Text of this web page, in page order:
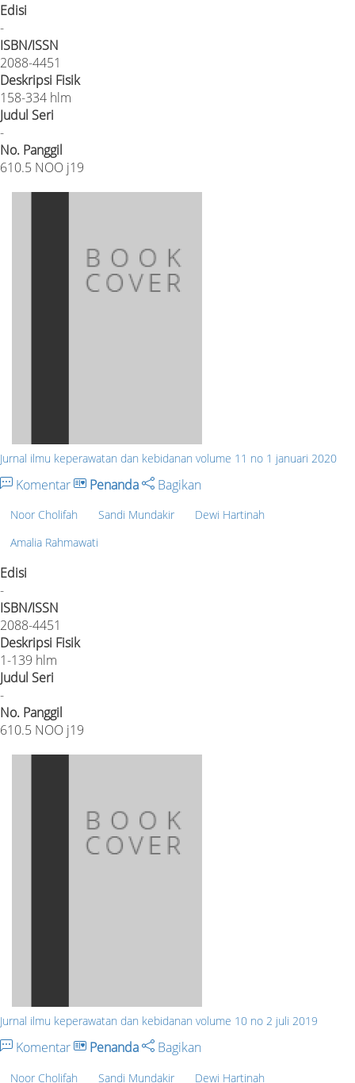
Edisi
-
ISBN/ISSN
2088-4451
Deskripsi Fisik
158-334 hlm
Judul Seri
-
No. Panggil
610.5 NOO j19
Jurnal ilmu keperawatan dan kebidanan volume 11 no 1 januari 2020
Komentar Penanda Bagikan
Noor Cholifah Sandi Mundakir
Dewi Hartinah
Amalia Rahmawati
Edisi
-
ISBN/ISSN
2088-4451
Deskripsi Fisik
1-139 hlm
Judul Seri
-
No. Panggil
610.5 NOO j19
Jurnal ilmu keperawatan dan kebidanan volume 10 no 2 juli 2019
Komentar Penanda Bagikan
Noor Cholifah Sandi Mundakir Dewi Hartinah